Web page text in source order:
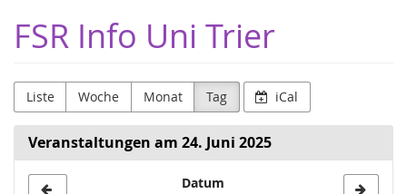
Haupt-
Inhalt
FSR Info Uni Trier
Liste Woche Monat Tag iCal
Veranstaltungen am 24. Juni 2025
Datum